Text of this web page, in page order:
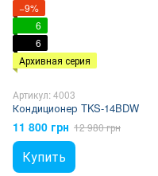
−9%
6
6
Архивная серия
Артикул: 4003
Кондиционер TKS-14BDW
11 800 грн 12 980 грн
Купить